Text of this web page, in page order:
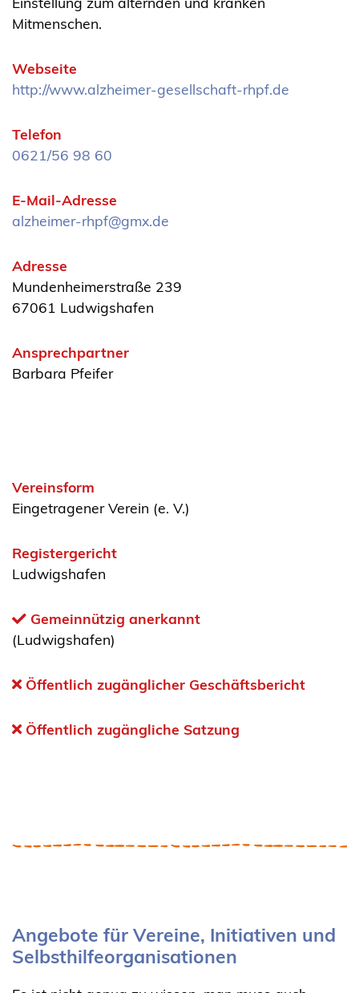
Mitmenschen.
Webseite
http://www.alzheimer-gesellschaft-rhpf.de
Telefon
0621/56 98 60
E-Mail-Adresse
alzheimer-rhpf@gmx.de
Adresse
Mundenheimerstraße 239
67061 Ludwigshafen
Ansprechpartner
Barbara Pfeifer
Vereinsform
Eingetragener Verein (e. V.)
Registergericht
Ludwigshafen
Gemeinnützig anerkannt
(Ludwigshafen)
Öffentlich zugänglicher Geschäftsbericht
Öffentlich zugängliche Satzung
Angebote für Vereine, Initiativen und
Selbsthilfeorganisationen